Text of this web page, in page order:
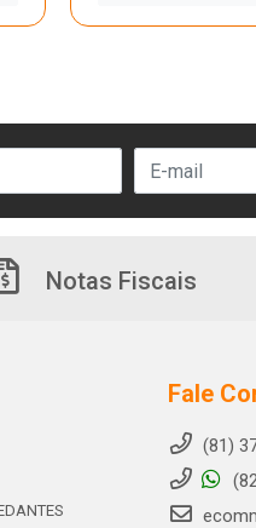
Notas Fiscais
Fale
(81)